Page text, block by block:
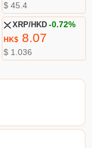
$ 45.4
XRP/HKD -0.72%
HK$8.07
$ 1.036